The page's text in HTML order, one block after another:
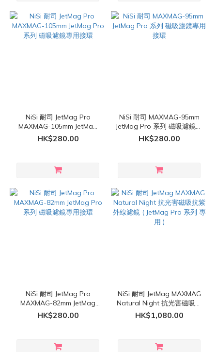
NiSi 耐司 JetMag Pro
MAXMAG-105mm JetMag
Pro 系列 磁吸濾鏡專用接環
HK$280.00
NiSi 耐司 MAXMAG-95mm
JetMag Pro 系列 磁吸濾鏡專
用接環
HK$280.00
NiSi 耐司 JetMag Pro
MAXMAG-82mm JetMag
Pro 系列 磁吸濾鏡專用接環
HK$280.00
NiSi 耐司 JetMag MAXMAG
Natural Night 抗光害磁吸抗
紫外線濾鏡 ( JetMag Pro 系
列 專用 )
HK$1,080.00